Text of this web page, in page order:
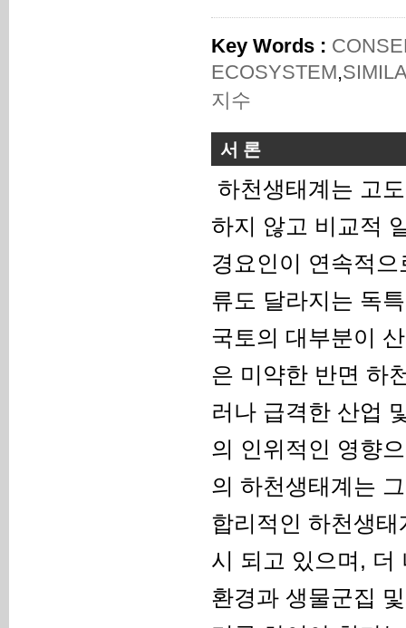
Key Words :
ECOSYSTEM,
지수
서 론
하천생태계는 고
하지 않고 비교적
경요인이 연속적
류도 달라지는 독
국토의 대부분이
은 미약한 반면 하
러나 급격한 산업
의 인위적인 영향
의 하천생태계는
합리적인 하천생
시 되고 있으며, 더
환경과 생물군집